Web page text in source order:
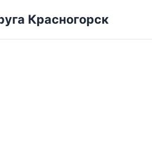
Красногорск